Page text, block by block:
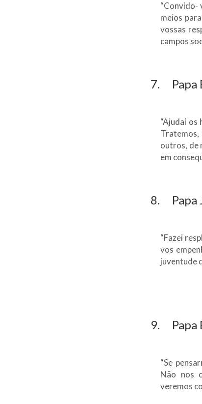
“Convido-
meios
vossas
campos
7. Papa
“Ajudai os
Tratemos,
outros, de
em
8. Papa
“Fazei
vos
juventude
9. Papa
“Se
Não nos
veremos